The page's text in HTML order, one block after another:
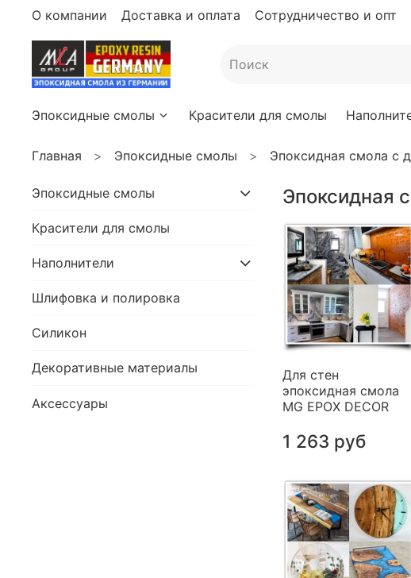
О компании Доставка и оплата Сотрудничество и опт
Эпоксидные смолы Красители для смолы
Главная Эпоксидные смолы Эпоксидная смола с
Эпоксидная
Для стен
эпоксидная смола
MG EPOX DECOR
1 263 руб
Эпоксидные смолы
Красители для смолы
Наполнители
Шлифовка и полировка
Силикон
Декоративные материалы
Аксессуары